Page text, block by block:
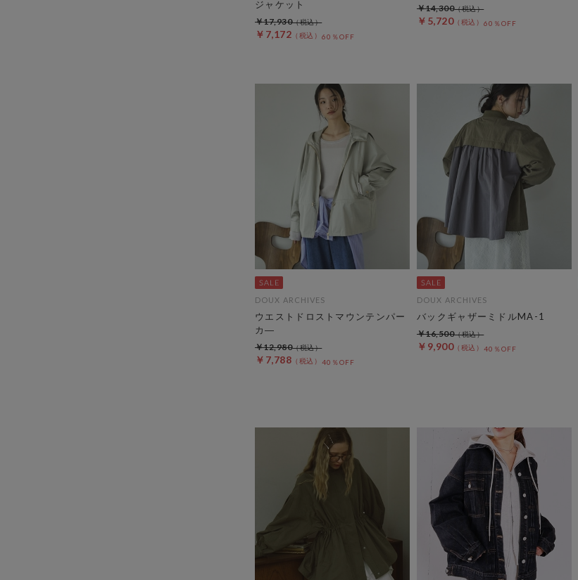
ジャケット
￥7,172 60％OFF
￥17,930 ￥5,720 60％OFF
￥14,300
DOUX ARCHIVES
ウエストドロストマウンテンパー
カ―
￥7,788 40％OFF
￥12,980
DOUX ARCHIVES
バックギャザーミドルMA-1
￥9,900 40％OFF
￥16,500